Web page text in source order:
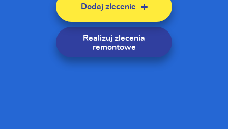
Dodaj zlecenie
Realizuj zlecenia
remontowe